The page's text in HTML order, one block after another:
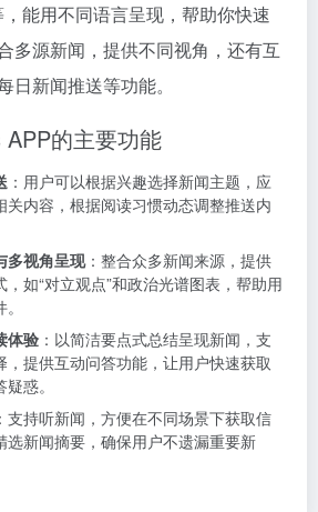
，能用不同语言呈现，帮助你快速
多源新闻，提供不同视角，还有互
日新闻推送等功能。
的主要功能
：用户可以根据兴趣选择新闻主题，应
关内容，根据阅读习惯动态调整推送内
多视角呈现：整合众多新闻来源，提供
，如“对立观点”和政治光谱图表，帮助用
体验 ：以简洁要点式总结呈现新闻，支
，提供互动问答功能，让用户快速获取
惑。
支持听新闻，方便在不同场景下获取信
选新闻摘要，确保用户不遗漏重要新